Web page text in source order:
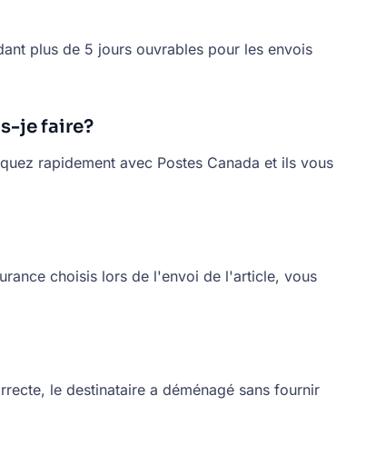
plus de 5 jours ouvrables pour les envois
je faire?
rapidement avec Postes Canada et ils vous
choisis lors de l'envoi de l'article, vous
le destinataire a déménagé sans fournir